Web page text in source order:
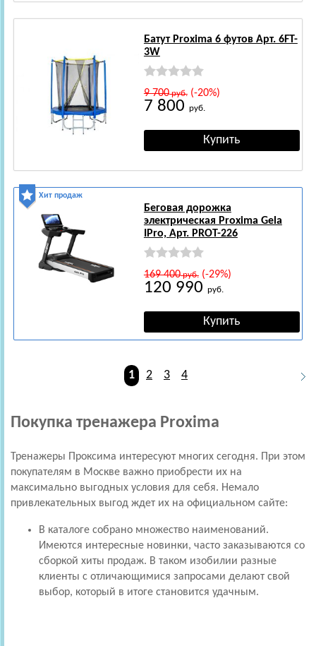
Батут Proxima 6 футов Арт. 6FT-
3W
9 700руб.(-20%)
7 800 руб.
Хит продаж
Беговая дорожка
электрическая Proxima Gela
IPro, Арт. PROT-226
169 400руб.(-29%)
120 990 руб.
1 2 3 4
Покупка тренажера Proxima
Тренажеры Проксима интересуют многих сегодня. При этом
покупателям в Москве важно приобрести их на
максимально выгодных условия для себя. Немало
привлекательных выгод ждет их на официальном сайте:
В каталоге собрано множество наименований.
Имеются интересные новинки, часто заказываются со
сборкой хиты продаж. В таком изобилии разные
клиенты с отличающимися запросами делают свой
выбор, который в итоге становится удачным.